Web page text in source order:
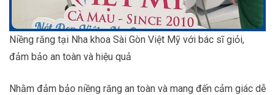
Niềng răng tại Nha khoa Sài Gòn Việt Mỹ với bác sĩ giỏi,
đảm bảo an toàn và hiệu quả
Nhằm đảm bảo niềng răng an toàn và mang đến cảm giác dễ